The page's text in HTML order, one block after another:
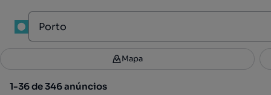
Filtros 3
1-36 de 346 anúncios
Mapa
1-36 de 346 anúncios